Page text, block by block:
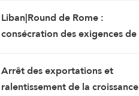
les rails
Liban|Round de Rome :
consécration des exigences de
sécuritaire prolongeant
l’occupation
Arrêt des exportations et
ralentissement de la croissance